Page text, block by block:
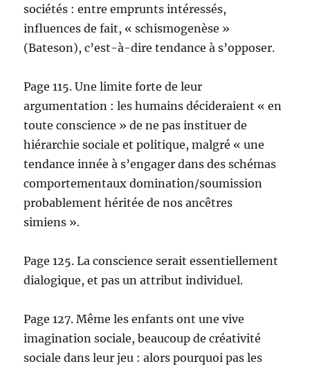
sociétés : entre emprunts intéressés,
influences de fait, « schismogenèse »
(Bateson), c’est-à-dire tendance à s’opposer.
Page 115. Une limite forte de leur
argumentation : les humains décideraient « en
toute conscience » de ne pas instituer de
hiérarchie sociale et politique, malgré « une
tendance innée à s’engager dans des schémas
comportementaux domination/soumission
probablement héritée de nos ancêtres
simiens ».
Page 125. La conscience serait essentiellement
dialogique, et pas un attribut individuel.
Page 127. Même les enfants ont une vive
imagination sociale, beaucoup de créativité
sociale dans leur jeu : alors pourquoi pas les